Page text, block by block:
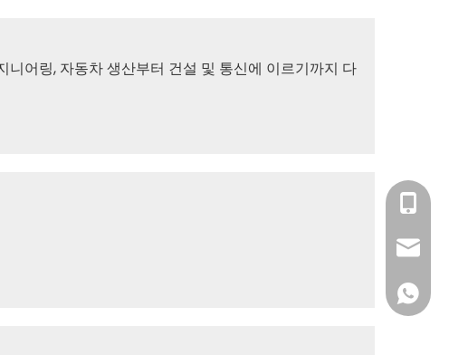
어링, 자동차 생산부터 건설 및 통신에 이르기까지 다
0133-
0060-